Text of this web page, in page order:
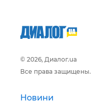
© 2026, Диалог.ua
Все права защищены.
Новини